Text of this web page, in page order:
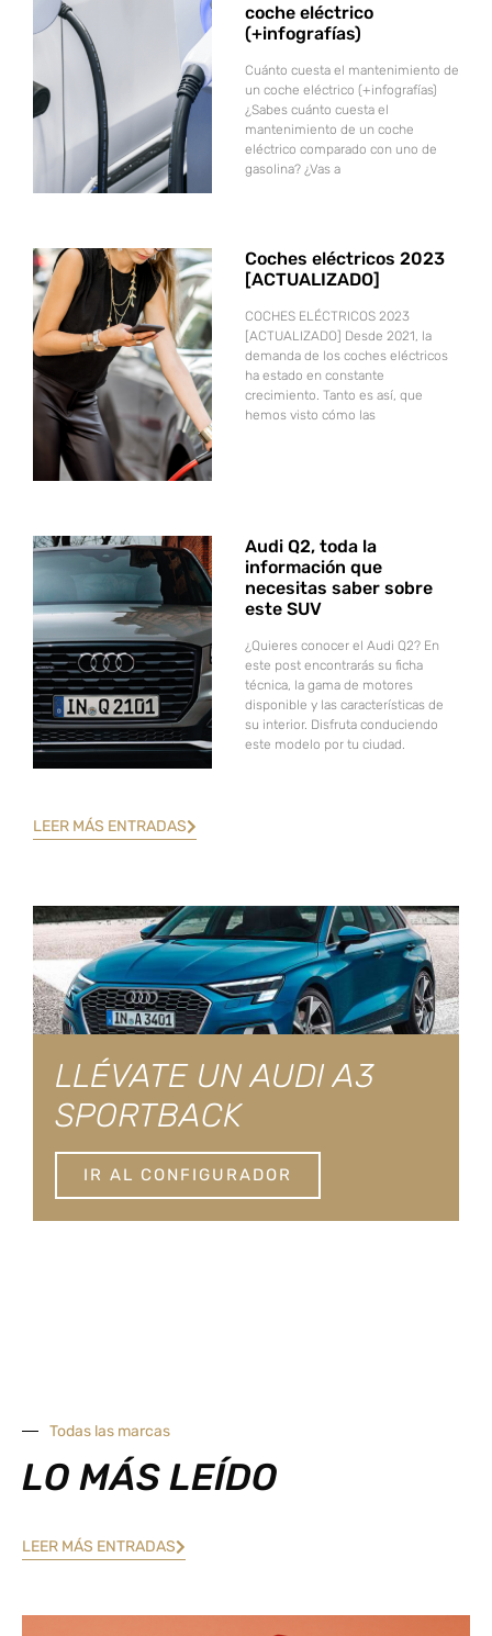
coche eléctrico
(+infografías)
Cuánto cuesta el mantenimiento de
un coche eléctrico (+infografías)
¿Sabes cuánto cuesta el
mantenimiento de un coche
eléctrico comparado con uno de
gasolina? ¿Vas a
Coches eléctricos 2023
[ACTUALIZADO]
COCHES ELÉCTRICOS 2023
[ACTUALIZADO] Desde 2021, la
demanda de los coches eléctricos
ha estado en constante
crecimiento. Tanto es así, que
hemos visto cómo las
Audi Q2, toda la
información que
necesitas saber sobre
este SUV
¿Quieres conocer el Audi Q2? En
este post encontrarás su ficha
técnica, la gama de motores
disponible y las características de
su interior. Disfruta conduciendo
este modelo por tu ciudad.
LEER MÁS ENTRADAS
LLÉVATE UN AUDI A3
SPORTBACK
IR AL CONFIGURADOR
Todas las marcas
LO MÁS LEÍDO
LEER MÁS ENTRADAS